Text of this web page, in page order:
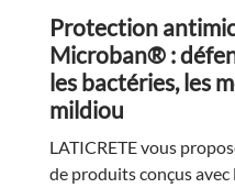
Protection
Microban® :
les bactéries, les
mildiou
LATICRETE vous
de produits conçus